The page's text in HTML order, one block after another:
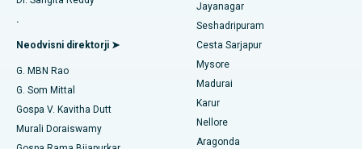
Poiščite splošnega zdravnika
Poiščite psihologa
Najboljša bolnišnica v Aragondi, Andhra Pradesh
Najboljša bolnišnica na cesti Bannerghatta v Bangaloreju
Najboljša bolnišnica v enoti 15 v Bhubaneswarju
Najboljša bolnišnica na cesti Seepat v Bilaspurju
Zamenjava obrnjenih ramen
Endometrijska ablacija
Embolizacija maternične arterije
Cistektomija jajčnikov
Kirurgija raka dojk
.
Neodvisni direktorji ➤
G. MBN Rao
G. Som Mittal
Gospa V. Kavitha Dutt
Murali Doraiswamy
Jayanagar
Seshadripuram
Cesta Sarjapur
Mysore
Madurai
Karur
Nellore
Aragonda